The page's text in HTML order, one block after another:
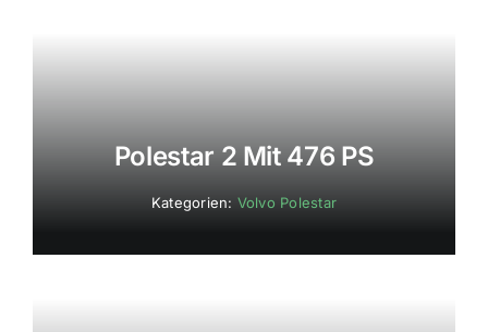
Polestar 2 Mit 476 PS
Kategorien: Volvo Polestar